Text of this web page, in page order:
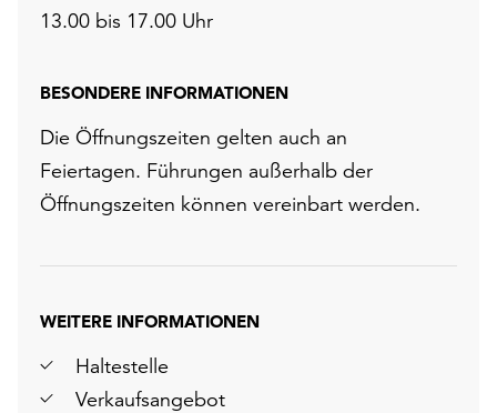
13.00 bis 17.00 Uhr
BESONDERE INFORMATIONEN
Die Öffnungszeiten gelten auch an
Feiertagen. Führungen außerhalb der
Öffnungszeiten können vereinbart werden.
WEITERE INFORMATIONEN
Haltestelle
Verkaufsangebot